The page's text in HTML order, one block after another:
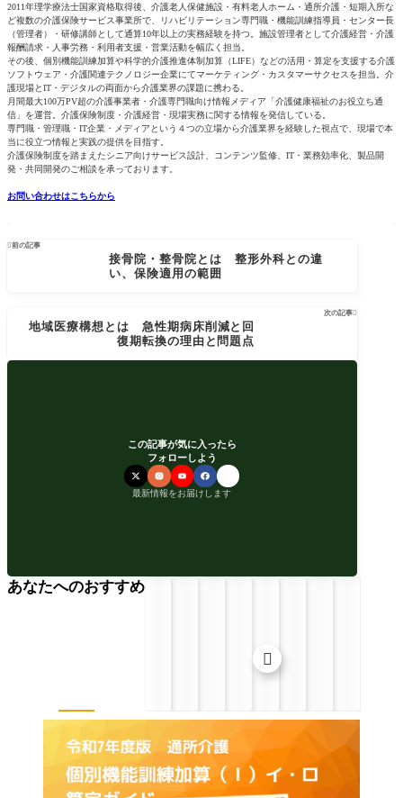
2011年理学療法士国家資格取得後、介護老人保健施設・有料老人ホーム・通所介護・短期入所な
ど複数の介護保険サービス事業所で、リハビリテーション専門職・機能訓練指導員・センター長
（管理者）・研修講師として通算10年以上の実務経験を持つ。施設管理者として介護経営・介護
報酬請求・人事労務・利用者支援・営業活動を幅広く担当。
その後、個別機能訓練加算や科学的介護推進体制加算（LIFE）などの活用・算定を支援する介護
ソフトウェア・介護関連テクノロジー企業にてマーケティング・カスタマーサクセスを担当。介
護現場とIT・デジタルの両面から介護業界の課題に携わる。
月間最大100万PV超の介護事業者・介護専門職向け情報メディア「介護健康福祉のお役立ち通
信」を運営。介護保険制度・介護経営・現場実務に関する情報を発信している。
専門職・管理職・IT企業・メディアという４つの立場から介護業界を経験した視点で、現場で本
当に役立つ情報と実践の提供を目指す。
介護保険制度を踏まえたシニア向けサービス設計、コンテンツ監修、IT・業務効率化、製品開
発・共同開発のご相談を承っております。
お問い合わせはこちらから
前の記事
接骨院・整骨院とは 整形外科との違
い、保険適用の範囲
次の記事
地域医療構想とは 急性期病床削減と回
復期転換の理由と問題点
この記事が気に入ったら
フォローしよう
最新情報をお届けします
あなたへのおすすめ
